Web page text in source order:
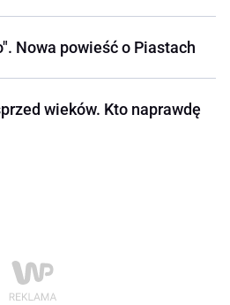
Nowa powieść o Piastach
wieków. Kto naprawdę